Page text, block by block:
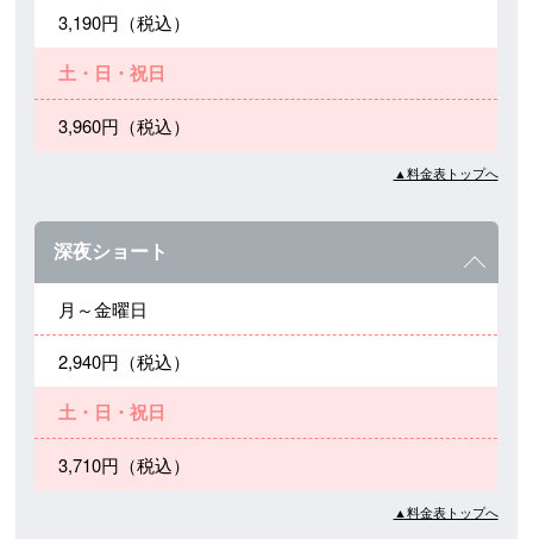
3,190円（税込）
土・日・祝日
3,960円（税込）
▲料金表トップへ
深夜ショート
月～金曜日
2,940円（税込）
土・日・祝日
3,710円（税込）
▲料金表トップへ